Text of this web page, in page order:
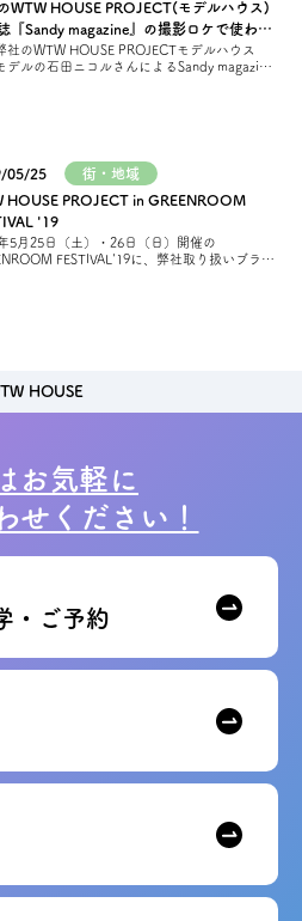
アカウント
WTW HOUSE PROJECT(モデルハウス)
『Sandy magazine』の撮影ロケで使われ
社のWTW HOUSE PROJECTモデルハウス
デルの石田ニコルさんによるSandy magazine
05/25
街・地域
HOUSE PROJECT in GREENROOM
'19
5月25日（土）・26日（日）開催の
FESTIVAL'19に、弊社取り扱いブラン
HOUSE
お気軽に
せください！
・ご予約